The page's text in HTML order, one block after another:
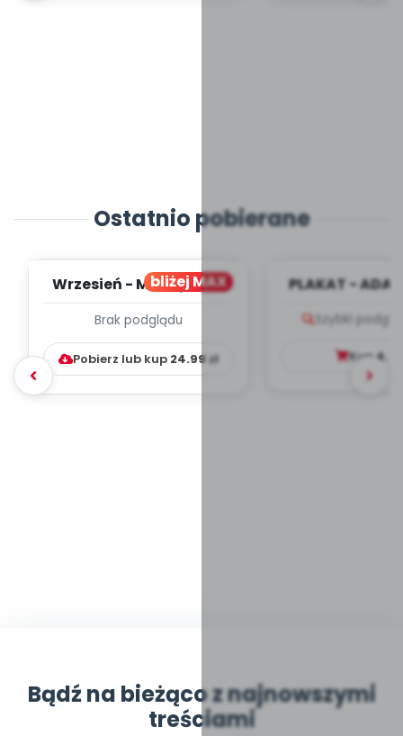
Ostatnio pobierane
bliżej MAX
Wrzesień - MIESIĘCZNY
WYCHOWAWCZO –
DYDAKTYC...
Brak podglądu
Pobierz lub kup 24.99zł
PLAKAT -
Szybki
Kup
Bądź na bieżąco z najnowszymi
treściami